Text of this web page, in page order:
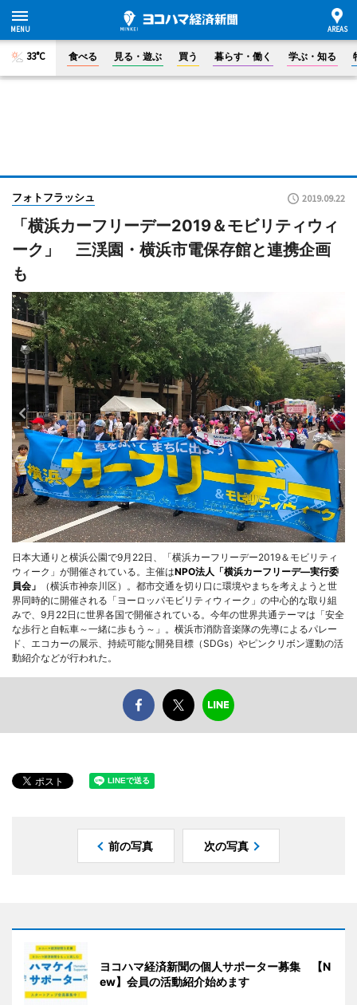
33°C 食べる 見る・遊ぶ 買う 暮らす・働く 学ぶ・知る
フォトフラッシュ 2019.09.22
「横浜カーフリーデー2019＆モビリティウィ
ーク」 三渓園・横浜市電保存館と連携企画
も
日本大通りと横浜公園で9月22日、「横浜カーフリーデー2019＆モビリティ
ウィーク」が開催されている。主催はNPO法人「横浜カーフリーデ―実行委
員会」
（横浜市神奈川区）。都市交通を切り口に環境やまちを考えようと世
界同時的に開催される「ヨーロッパモビリティウィーク」の中心的な取り組
みで、9月22日に世界各国で開催されている。今年の世界共通テーマは「安全
な歩行と自転車～一緒に歩もう～」。横浜市消防音楽隊の先導によるパレー
ド、エコカーの展示、持続可能な開発目標（SDGs）やピンクリボン運動の活
動紹介などが行われた。
前の写真 次の写真
ヨコハマ経済新聞の個人サポーター募集 【N
ew】会員の活動紹介始めます